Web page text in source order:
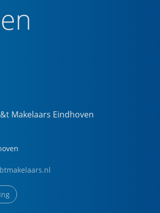
Makelaars Eindhoven